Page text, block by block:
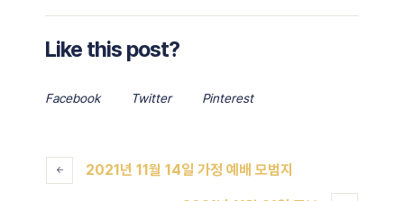
Like this post?
Facebook Twitter Pinterest
2021년 11월 14일 가정 예배 모범지